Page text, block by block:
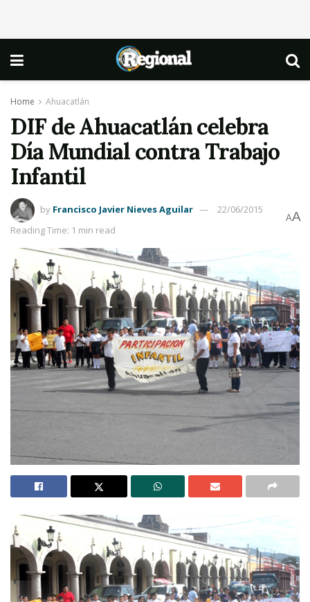
Home Ahuacatlán
DIF de Ahuacatlán celebra
Día Mundial contra Trabajo
Infantil
by Francisco Javier Nieves Aguilar
22/06/2015
Reading Time: 1 min read
AA